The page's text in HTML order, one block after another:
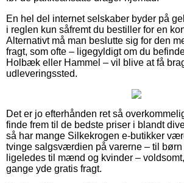
En hel del internet selskaber byder på
i reglen kun såfremt du bestiller for en
Alternativt må man beslutte sig for den
fragt, som ofte – ligegyldigt om du
Holbæk eller Hammel – vil blive at få
udleveringssted.
Det er jo efterhånden ret så
finde frem til de bedste priser i blandt
så har mange Silkekrogen e-butikker
tvinge salgsværdien på varerne – til børn
ligeledes til mænd og kvinder –
gange yde gratis fragt.